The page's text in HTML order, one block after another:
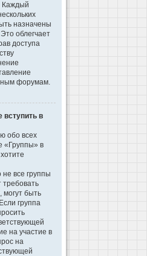
Каждый
назначены
облегчает
доступа
форумам.
вступить в
обо всех
«Группы» в
все группы
могут быть
группа
на участие в
на